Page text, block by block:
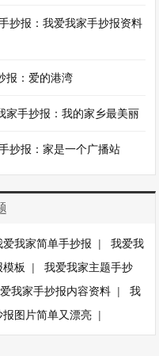
抄报：我爱我家手抄报资料
报：爱的港湾
家手抄报：我的家乡最美丽
抄报：家是一个广播站
爱我家简单手抄报 |我爱我
板 |我爱我家主题手抄
我家手抄报内容资料 |我
图片简单又漂亮 |